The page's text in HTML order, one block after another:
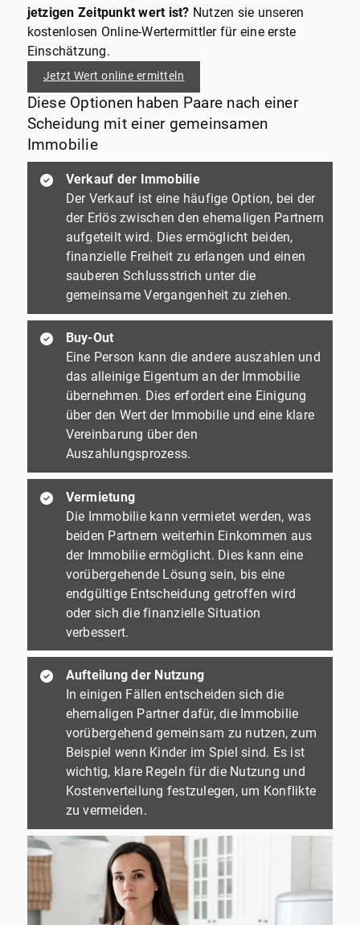
jetzigen Zeitpunkt wert ist? Nutzen sie unseren
kostenlosen Online-Wertermittler für eine erste
Einschätzung.
Jetzt Wert online ermitteln
Diese Optionen haben Paare nach einer
Scheidung mit einer gemeinsamen
Immobilie
Verkauf der Immobilie
Der Verkauf ist eine häufige Option, bei der
der Erlös zwischen den ehemaligen Partnern
aufgeteilt wird. Dies ermöglicht beiden,
finanzielle Freiheit zu erlangen und einen
sauberen Schlussstrich unter die
gemeinsame Vergangenheit zu ziehen.
Buy-Out
Eine Person kann die andere auszahlen und
das alleinige Eigentum an der Immobilie
übernehmen. Dies erfordert eine Einigung
über den Wert der Immobilie und eine klare
Vereinbarung über den
Auszahlungsprozess.
Vermietung
Die Immobilie kann vermietet werden, was
beiden Partnern weiterhin Einkommen aus
der Immobilie ermöglicht. Dies kann eine
vorübergehende Lösung sein, bis eine
endgültige Entscheidung getroffen wird
oder sich die finanzielle Situation
verbessert.
Aufteilung der Nutzung
In einigen Fällen entscheiden sich die
ehemaligen Partner dafür, die Immobilie
vorübergehend gemeinsam zu nutzen, zum
Beispiel wenn Kinder im Spiel sind. Es ist
wichtig, klare Regeln für die Nutzung und
Kostenverteilung festzulegen, um Konflikte
zu vermeiden.